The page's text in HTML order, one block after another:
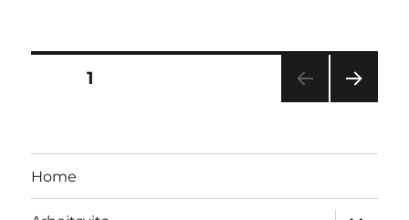
Seitennummerierung
Beiträge
SEITE1
Home